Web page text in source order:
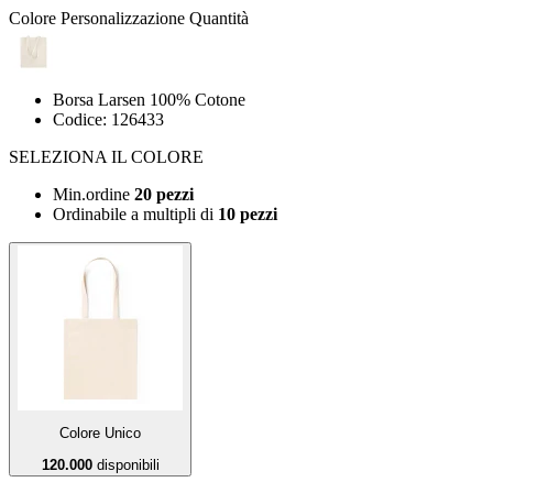
Colore Personalizzazione Quantità
Borsa Larsen 100% Cotone
Codice: 126433
SELEZIONA IL COLORE
Min.ordine 20 pezzi
Ordinabile a multipli di 10 pezzi
Colore Unico
120.000disponibili